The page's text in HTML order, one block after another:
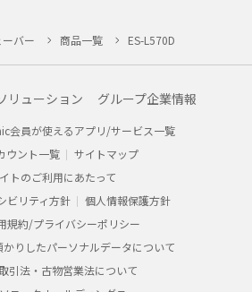
ーバー 商品一覧 ES-L570D
リューション グループ企業情報
会員が使えるアプリ/サービス一覧
ウント一覧
サイトマップ
トのご利用にあたって
ビリティ方針
個人情報保護方針
規約/プライバシーポリシー
りしたパーソナルデータについて
引法・古物営業法について